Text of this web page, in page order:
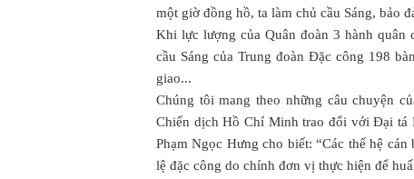
một giờ đồng hồ, ta làm chủ cầu Sáng, bảo
Khi lực lượng của Quân đoàn 3 hành
cầu Sáng của Trung đoàn Đặc công 198
giao...
Chúng tôi mang theo những câu chuyện
Chiến dịch Hồ Chí Minh trao đổi với Đại tá
Phạm Ngọc Hưng cho biết: “Các thế hệ
lệ đặc công do chính đơn vị thực hiện để